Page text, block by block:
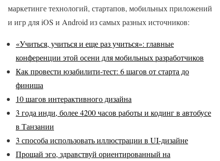
маркетинге технологий, стартапов, мобильных приложений
и игр для iOS и Android из самых разных источников:
«Учиться, учиться и еще раз учиться»: главные
конференции этой осени для мобильных разработчиков
Как провести юзабилити-тест: 6 шагов от старта до
финиша
10 шагов интерактивного дизайна
3 года инди, более 4200 часов работы и кодинг в автобусе
в Танзании
3 способа использовать иллюстрации в UI-дизайне
Прощай эго, здравствуй ориентированный на